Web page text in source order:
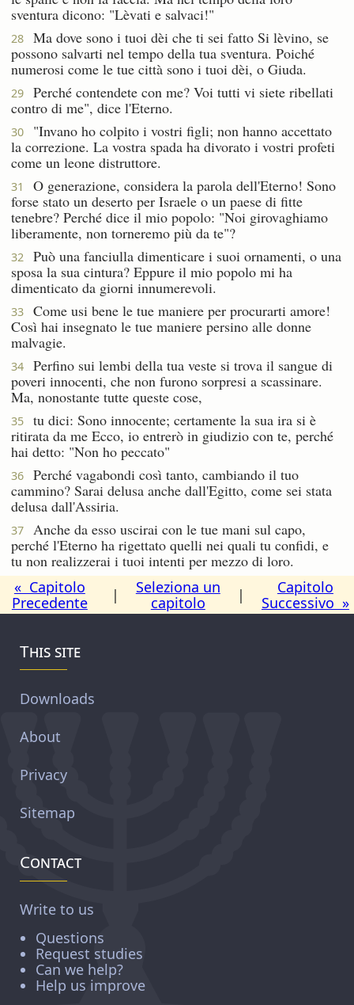
sventura dicono: "Lèvati e salvaci!"
28
Ma dove sono i tuoi dèi che ti sei fatto Si lèvino, se
possono salvarti nel tempo della tua sventura. Poiché
numerosi come le tue città sono i tuoi dèi, o Giuda.
29
Perché contendete con me? Voi tutti vi siete ribellati
contro di me", dice l'Eterno.
30
"Invano ho colpito i vostri figli; non hanno accettato
la correzione. La vostra spada ha divorato i vostri profeti
come un leone distruttore.
31
O generazione, considera la parola dell'Eterno! Sono
forse stato un deserto per Israele o un paese di fitte
tenebre? Perché dice il mio popolo: "Noi girovaghiamo
liberamente, non torneremo più da te"?
32
Può una fanciulla dimenticare i suoi ornamenti, o una
sposa la sua cintura? Eppure il mio popolo mi ha
dimenticato da giorni innumerevoli.
33
Come usi bene le tue maniere per procurarti amore!
Così hai insegnato le tue maniere persino alle donne
malvagie.
34
Perfino sui lembi della tua veste si trova il sangue di
poveri innocenti, che non furono sorpresi a scassinare.
Ma, nonostante tutte queste cose,
35
tu dici: Sono innocente; certamente la sua ira si è
ritirata da me Ecco, io entrerò in giudizio con te, perché
hai detto: "Non ho peccato"
36
Perché vagabondi così tanto, cambiando il tuo
cammino? Sarai delusa anche dall'Egitto, come sei stata
delusa dall'Assiria.
37
Anche da esso uscirai con le tue mani sul capo,
perché l'Eterno ha rigettato quelli nei quali tu confidi, e
tu non realizzerai i tuoi intenti per mezzo di loro.
« Capitolo
Precedente
|
Seleziona un
capitolo
|
Capitolo
Successivo »
This site
Downloads
About
Privacy
Sitemap
Contact
Write to us
Questions
Request studies
Can we help?
Help us improve